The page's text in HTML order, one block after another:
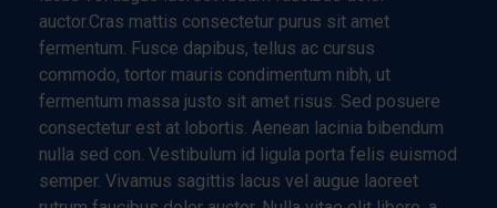
auctor.Cras mattis consectetur purus sit amet
fermentum. Fusce dapibus, tellus ac cursus
commodo, tortor mauris condimentum nibh, ut
fermentum massa justo sit amet risus. Sed posuere
consectetur est at lobortis. Aenean lacinia bibendum
nulla sed con. Vestibulum id ligula porta felis euismod
semper. Vivamus sagittis lacus vel augue laoreet